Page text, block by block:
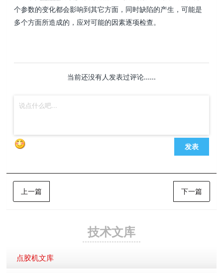
个参数的变化都会影响到其它方面，同时缺陷的产生，可能是
多个方面所造成的，应对可能的因素逐项检查。
当前还没有人发表过评论......
发表
上一篇 下一篇
技术文库
点胶机文库